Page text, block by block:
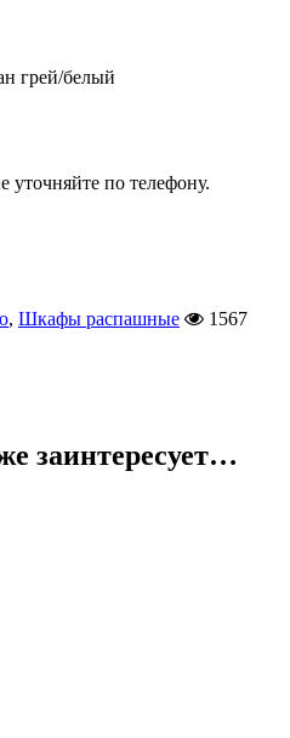
грей/белый
уточняйте по телефону.
, Шкафы распашные
1567
заинтересует…